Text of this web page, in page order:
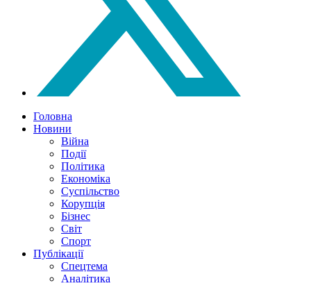
Головна
Новини
Війна
Події
Політика
Економіка
Суспільство
Корупція
Бізнес
Світ
Спорт
Публікації
Спецтема
Аналітика